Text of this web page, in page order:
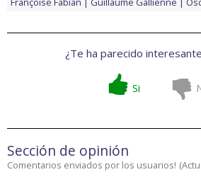
¿Te ha parecido
Si
Sección de opinión
Comentarios enviados por los usuarios! (